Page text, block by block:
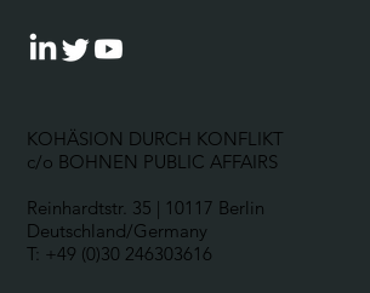
KOHÄSION DURCH KONFLIKT
c/o BOHNEN PUBLIC AFFAIRS
Reinhardtstr. 35 | 10117 Berlin
Deutschland/Germany
T: +49 (0)30 246303616